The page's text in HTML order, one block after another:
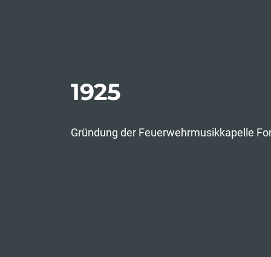
1925
Gründung der Feuerwehrmusikkapelle